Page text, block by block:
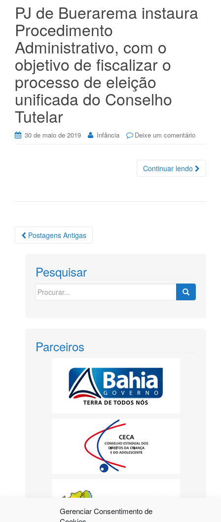
Gerenciar Consentimento de
PJ de Buerarema instaura
Procedimento
Administrativo, com o
objetivo de fiscalizar o
processo de eleição
unificada do Conselho
Tutelar
30 de maio de 2019 Infância Deixe um comentário
Continuar lendo
Navegação
Postagens
Postagens Antigas
Pesquisar
Search
for:
Parceiros